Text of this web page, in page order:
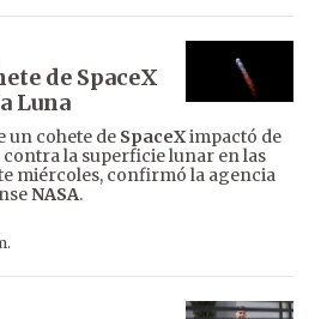
de SpaceX
Luna
un cohete de SpaceXimpactó de
la superficie lunar en las
miércoles, confirmó la agencia
NASA.